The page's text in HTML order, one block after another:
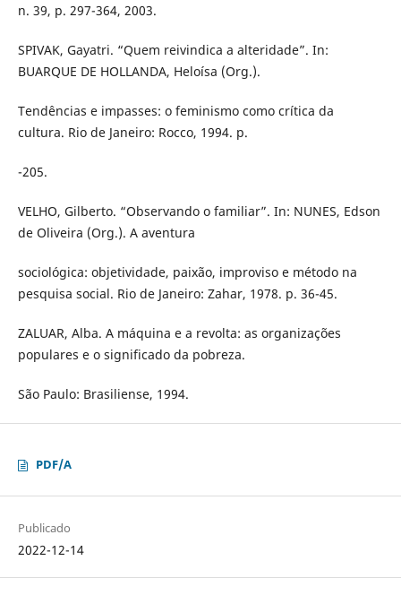
n. 39, p. 297-364, 2003.
SPIVAK, Gayatri. “Quem reivindica a alteridade”. In:
BUARQUE DE HOLLANDA, Heloísa (Org.).
Tendências e impasses: o feminismo como crítica da
cultura. Rio de Janeiro: Rocco, 1994. p.
-205.
VELHO, Gilberto. “Observando o familiar”. In: NUNES, Edson
de Oliveira (Org.). A aventura
sociológica: objetividade, paixão, improviso e método na
pesquisa social. Rio de Janeiro: Zahar, 1978. p. 36-45.
ZALUAR, Alba. A máquina e a revolta: as organizações
populares e o significado da pobreza.
São Paulo: Brasiliense, 1994.
PDF/A
Publicado
2022-12-14